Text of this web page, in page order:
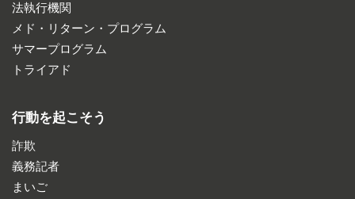
法執行機関
メド・リターン・プログラム
サマープログラム
トライアド
行動を起こそう
詐欺
義務記者
まいご